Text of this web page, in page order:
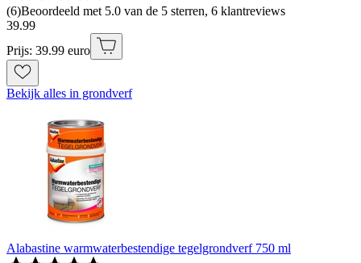
(6)Beoordeeld met 5.0 van de 5 sterren, 6 klantreviews
39.99
Prijs: 39.99 euro
Bekijk alles in grondverf
Alabastine warmwaterbestendige tegelgrondverf 750 ml